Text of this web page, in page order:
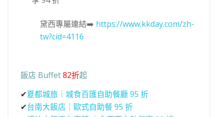
黛西專屬連結➡️ https://www.kkday.com/zh-
tw?cid=4116
飯店 Buffet82折起
✔夏都城旅｜城食百匯自助餐廳 95 折
✔台南大飯店｜歐式自助餐 95 折